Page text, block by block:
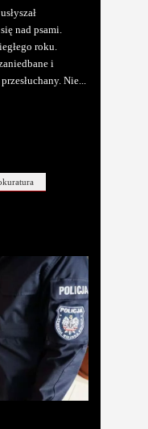
nad psami.
roku.
i
Nie